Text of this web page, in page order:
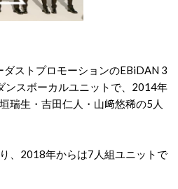
ストプロモーションのEBiDAN 3
ンスボーカルユニットで、2014年
瑞生・吉田仁人・山﨑悠稀の5人
、2018年からは7人組ユニットで